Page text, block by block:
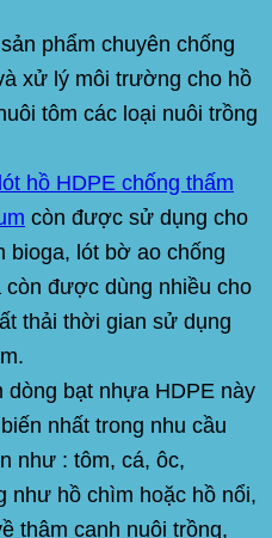
phẩm chuyên chống
xử lý môi trường cho hồ
tôm các loại nuôi trồng
hồ HDPE chống thấm
còn được sử dụng cho
bioga, lót bờ ao chống
được dùng nhiều cho
thải thời gian sử dụng
dòng bạt nhựa HDPE này
nhất trong nhu cầu
như : tôm, cá, ôc,
như hồ chìm hoặc hồ nổi,
thâm canh nuôi trồng,